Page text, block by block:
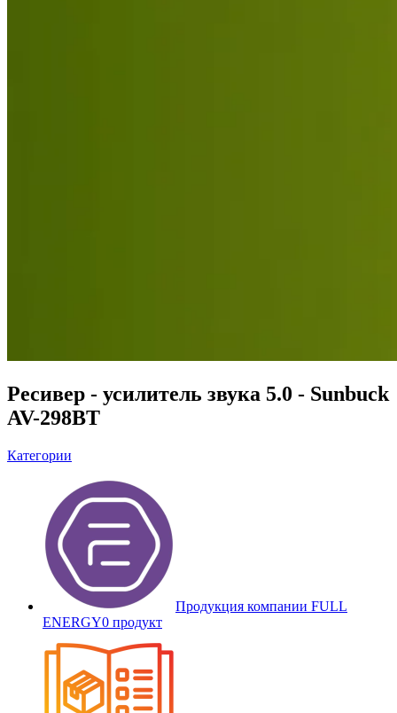
Ресивер - усилитель звука 5.0 - Sunbuck
AV-298BT
Категории
Продукция компании FULL
ENERGY0 продукт